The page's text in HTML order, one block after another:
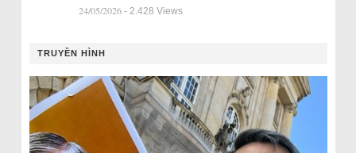
24/05/2026 - 2.428 Views
TRUYỀN HÌNH